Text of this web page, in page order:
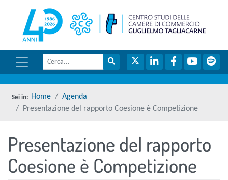
Vai ai contenuti
Menu di navigazione
Cerca
torna al menu di scelta rapida
Menu di navigazione principale
torna al menu di scelta rapida
Cerca nel sito Twitter LinkedIn FacebookYouTube
Home
Agenda
Presentazione del rapporto Coesione è Competizione
torna al menu di scelta rapida
Presentazione del rapporto
Coesione è Competizione